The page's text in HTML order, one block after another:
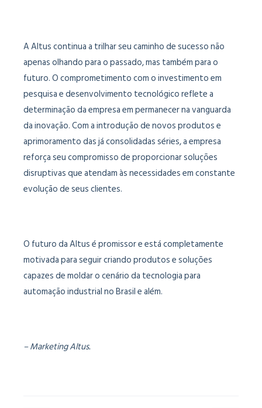
A Altus continua a trilhar seu caminho de sucesso não
apenas olhando para o passado, mas também para o
futuro. O comprometimento com o investimento em
pesquisa e desenvolvimento tecnológico reflete a
determinação da empresa em permanecer na vanguarda
da inovação. Com a introdução de novos produtos e
aprimoramento das já consolidadas séries, a empresa
reforça seu compromisso de proporcionar soluções
disruptivas que atendam às necessidades em constante
evolução de seus clientes.
O futuro da Altus é promissor e está completamente
motivada para seguir criando produtos e soluções
capazes de moldar o cenário da tecnologia para
automação industrial no Brasil e além.
– Marketing Altus.